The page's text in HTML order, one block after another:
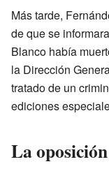
Más tarde,
de que se
Blanco había
la Dirección
tratado de un
ediciones
La